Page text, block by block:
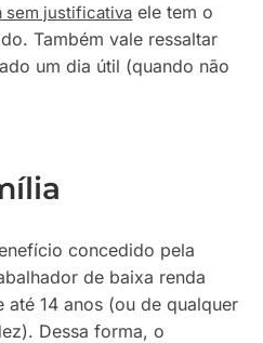
sem justificativa ele tem o
Também vale ressaltar
um dia útil (quando não
concedido pela
de baixa renda
14 anos (ou de qualquer
Dessa forma, o